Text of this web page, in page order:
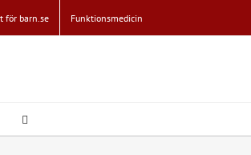
för barn.se Funktionsmedicin